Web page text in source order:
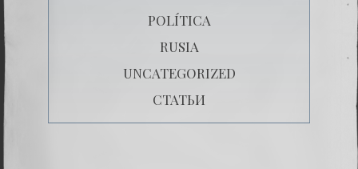
POLÍTICA
RUSIA
UNCATEGORIZED
СТАТЬИ